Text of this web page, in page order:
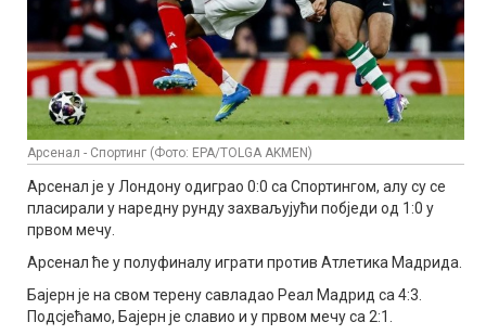
Арсенал - Спортинг (Фото: EPA/TOLGA AKMEN)
Арсенал је у Лондону одиграо 0:0 са Спортингом, алу су се
пласирали у наредну рунду захваљујући побједи од 1:0 у
првом мечу.
Арсенал ће у полуфиналу играти против Атлетика Мадрида.
Бајерн је на свом терену савладао Реал Мадрид са 4:3.
Подсјећамо, Бајерн је славио и у првом мечу са 2:1.